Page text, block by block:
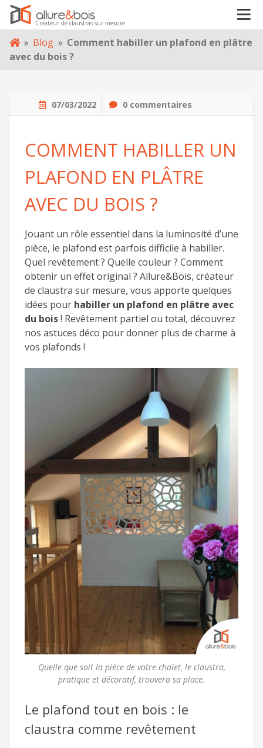
Skip
content
Créateur de claustras sur-mesure
» Blog » Comment habiller un plafond en plâtre
avec du bois ?
07/03/2022 0 commentaires
COMMENT HABILLER UN
PLAFOND EN PLÂTRE
AVEC DU BOIS ?
Jouant un rôle essentiel dans la luminosité d’une
pièce, le plafond est parfois difficile à habiller.
Quel revêtement ? Quelle couleur ? Comment
obtenir un effet original ? Allure&Bois, créateur
de claustra sur mesure, vous apporte quelques
idées pour habiller un plafond en plâtre avec
du bois! Revêtement partiel ou total, découvrez
nos astuces déco pour donner plus de charme à
vos plafonds !
Quelle que soit la pièce de votre chalet, le claustra,
pratique et décoratif, trouvera sa place.
Le plafond tout en bois : le
claustra comme revêtement
VOTRE PROJET
À PROPOS
BLOG